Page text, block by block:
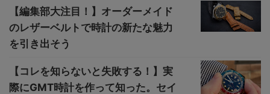
【編集部大注目！】オーダーメイド
のレザーベルトで時計の新たな魅力
を引き出そう
【コレを知らないと失敗する！】実
際にGMT時計を作って知った。セイ